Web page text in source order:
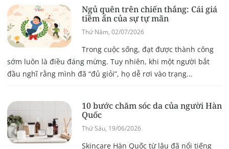
Ngủ quên trên chiến thắng: Cái giá
tiềm ẩn của sự tự mãn
Thứ Năm, 02/07/2026
Trong cuộc sống, đạt được thành công
sớm luôn là điều đáng mừng. Tuy nhiên, khi một người bắt
đầu nghĩ rằng mình đã “đủ giỏi”, họ dễ rơi vào trạng...
10 bước chăm sóc da của người Hàn
Quốc
Thứ Sáu, 19/06/2026
Skincare Hàn Quốc từ lâu đã nổi tiếng